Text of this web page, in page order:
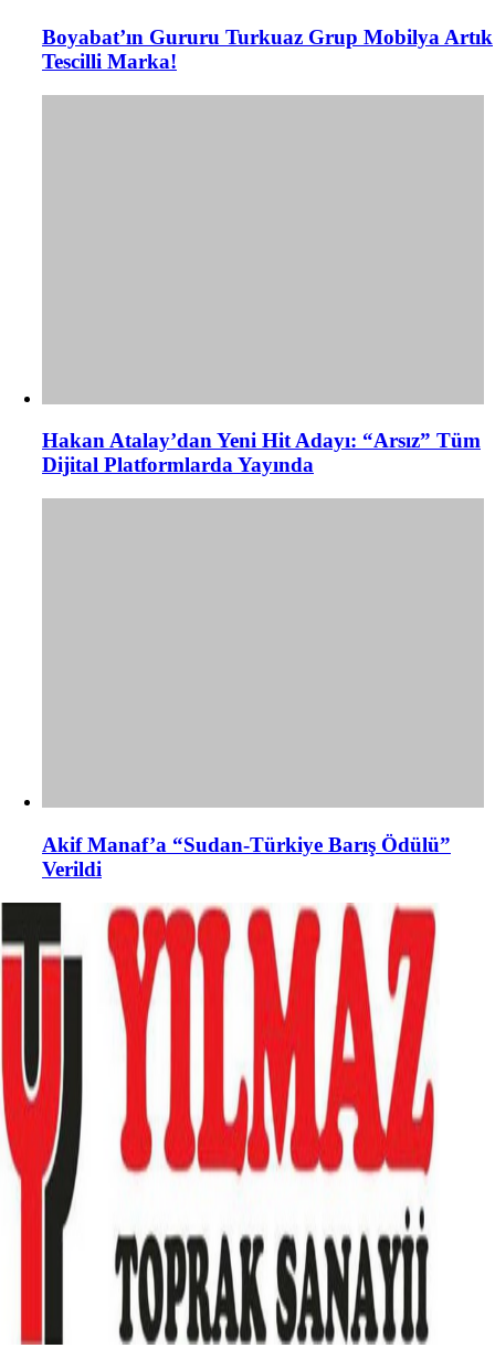
Boyabat’ın Gururu Turkuaz Grup Mobilya Artık
Tescilli Marka!
Hakan Atalay’dan Yeni Hit Adayı: “Arsız” Tüm
Dijital Platformlarda Yayında
Akif Manaf’a “Sudan-Türkiye Barış Ödülü”
Verildi